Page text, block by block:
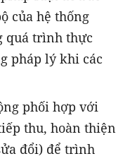
của hệ thống
quá trình thực
pháp lý khi các
phối hợp với
thu, hoàn thiện
đổi) để trình